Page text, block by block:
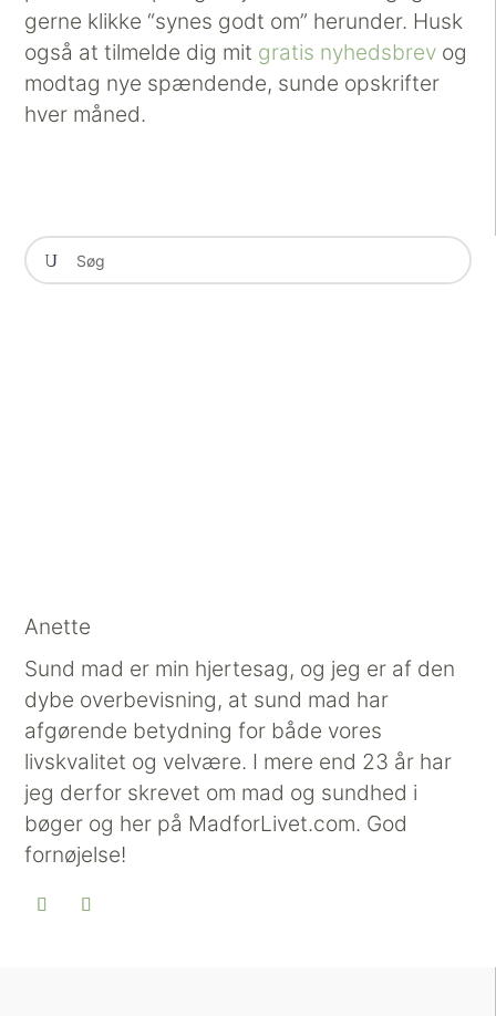
gerne klikke “synes godt om” herunder. Husk
også at tilmelde dig mit gratis nyhedsbrev og
modtag nye spændende, sunde opskrifter
hver måned.
Anette
Sund mad er min hjertesag, og jeg er af den
dybe overbevisning, at sund mad har
afgørende betydning for både vores
livskvalitet og velvære. I mere end 23 år har
jeg derfor skrevet om mad og sundhed i
bøger og her på MadforLivet.com. God
fornøjelse!